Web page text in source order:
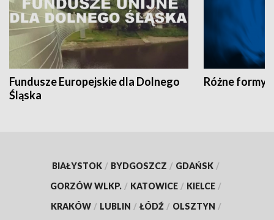
Fundusze Europejskie dla Dolnego
Śląska
Różne formy
BIAŁYSTOK / BYDGOSZCZ / GDAŃSK /
GORZÓW WLKP. / KATOWICE / KIELCE /
KRAKÓW / LUBLIN / ŁÓDŹ / OLSZTYN /